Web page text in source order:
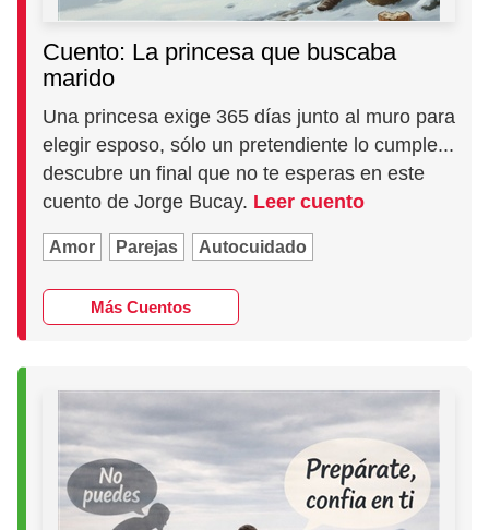
Cuento: La princesa que buscaba
marido
Una princesa exige 365 días junto al muro para
elegir esposo, sólo un pretendiente lo cumple...
descubre un final que no te esperas en este
cuento de Jorge Bucay. Leer cuento
Amor Parejas Autocuidado
Más Cuentos